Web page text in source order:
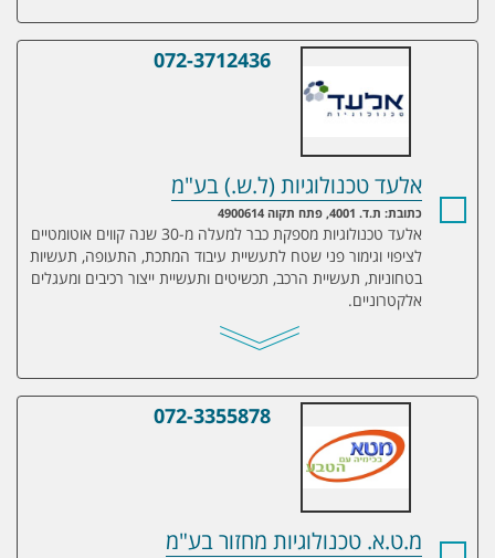
אלעד טכנולוגיות (ל.ש.) בע"מ
072-3712436
אלעד טכנולוגיות (ל.ש.) בע"מ
כתובת: ת.ד. 4001, פתח תקוה 4900614
אלעד טכנולוגיות מספקת כבר למעלה מ-30 שנה קווים אוטומטיים
לציפוי וגימור פני שטח לתעשיית עיבוד המתכת, התעופה, תעשיות
בטחוניות, תעשיית הרכב, תכשיטים ותעשיית ייצור רכיבים ומעגלים
אלקטרוניים.
מ.ט.א. טכנולוגיות מחזור בע"מ
072-3355878
מ.ט.א. טכנולוגיות מחזור בע"מ